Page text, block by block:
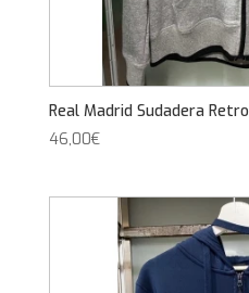
Real Madrid Sudadera Retro
46,00€